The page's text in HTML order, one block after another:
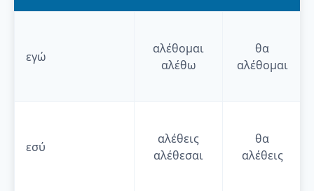
εγώ
αλέθομαι
αλέθω
θα
αλέθομαι
εσύ
αλέθεις
αλέθεσαι
θα
αλέθεις